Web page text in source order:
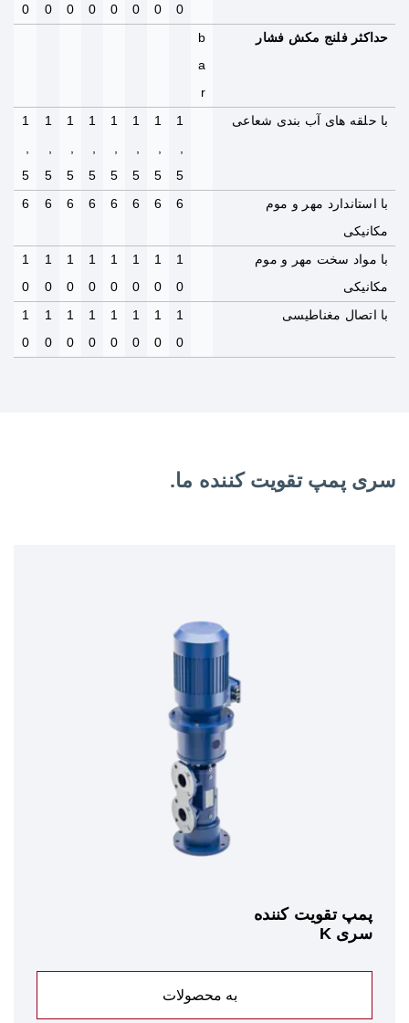
0
0
0
0
0
0
0
0
حداکثر فلنج مکش فشار
b
a
r
با حلقه های آب بندی شعاعی
1
,
5
1
,
5
1
,
5
1
,
5
1
,
5
1
,
5
1
,
5
1
,
5
با استاندارد مهر و موم
مکانیکی
6
6
6
6
6
6
6
6
با مواد سخت مهر و موم
مکانیکی
1
0
1
0
1
0
1
0
1
0
1
0
1
0
1
0
با اتصال مغناطیسی
1
0
1
0
1
0
1
0
1
0
1
0
1
0
1
0
سری پمپ تقویت کننده ما.
پمپ تقویت کننده
سری K
به محصولات